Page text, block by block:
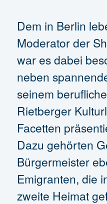
Dem in Berlin
Moderator der
war es dabei
neben
seinem
Rietberger
Facetten
Dazu gehörten
Bürgermeister
Emigranten, die
zweite Heimat